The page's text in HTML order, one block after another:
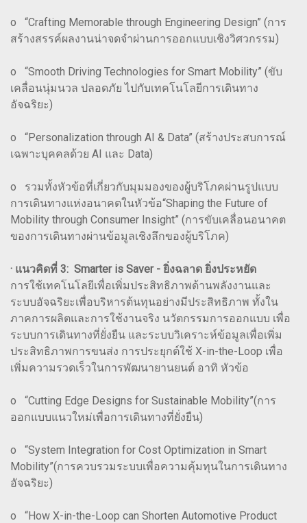
o “Crafting Memorable through Engineering Design” (การ
สร้างสรรค์ผลงานน่าจดจำผ่านการออกแบบเชิงวิศวกรรม)
o “Smooth Driving Technologies for Smart Mobility” (ขับ
เคลื่อนนุ่มนวล ปลอดภัย ไปกับเทคโนโลยีการเดินทาง
อัจฉริยะ)
o “Personalization through AI & Data” (สร้างประสบการณ์
เฉพาะบุคคลด้วย AI และ Data)
o รวมทั้งหัวข้อที่เกี่ยวกับมุมมองของผู้บริโภคผ่านรูปแบบ
การเดินทางแห่งอนาคตในหัวข้อ“Shaping the Future of
Mobility through Consumer Insight” (การขับเคลื่อนอนาคต
ของการเดินทางผ่านข้อมูลเชิงลึกของผู้บริโภค)
· แนวคิดที่ 3: Smarter is Saver - ยิ่งฉลาด ยิ่งประหยัด
การใช้เทคโนโลยีเพื่อเพิ่มประสิทธิภาพด้านพลังงานและ
ระบบอัจฉริยะเพื่อบริหารต้นทุนอย่างมีประสิทธิภาพ ทั้งใน
ภาคการผลิตและการใช้งานจริง นวัตกรรมการออกแบบ เพื่อ
ระบบการเดินทางที่ยั่งยืน และระบบวิเคราะห์ข้อมูลเพื่อเพิ่ม
ประสิทธิภาพการขนส่ง การประยุกต์ใช้ X-in-the-Loop เพื่อ
เพิ่มความรวดเร็วในการพัฒนายานยนต์ อาทิ หัวข้อ
o “Cutting Edge Designs for Sustainable Mobility”(การ
ออกแบบแนวใหม่เพื่อการเดินทางที่ยั่งยืน)
o “System Integration for Cost Optimization in Smart
Mobility”(การควบรวมระบบเพื่อความคุ้มทุนในการเดินทาง
อัจฉริยะ)
o “How X-in-the-Loop can Shorten Automotive Product